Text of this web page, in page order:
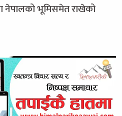
नेपालको भूमिसमेत राखेको